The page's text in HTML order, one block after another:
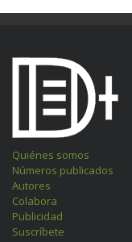
Quiénes somos
Números publicados
Autores
Colabora
Publicidad
Suscríbete